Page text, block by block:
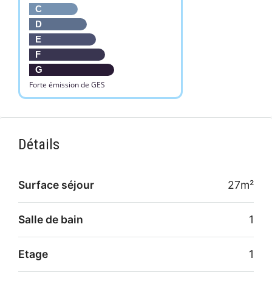
C
D
E
F
G
Forte émission de GES
Détails
Surface séjour 27m²
Salle de bain 1
Etage 1